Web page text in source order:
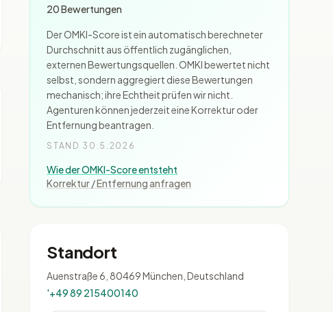
20 Bewertungen
Der OMKI-Score ist ein automatisch berechneter
Durchschnitt aus öffentlich zugänglichen,
externen Bewertungsquellen. OMKI bewertet nicht
selbst, sondern aggregiert diese Bewertungen
mechanisch; ihre Echtheit prüfen wir nicht.
Agenturen können jederzeit eine Korrektur oder
Entfernung beantragen.
STAND 30.5.2026
Wie der OMKI-Score entsteht
Korrektur / Entfernung anfragen
Standort
Auenstraße 6, 80469 München, Deutschland
'+49 89 215400140